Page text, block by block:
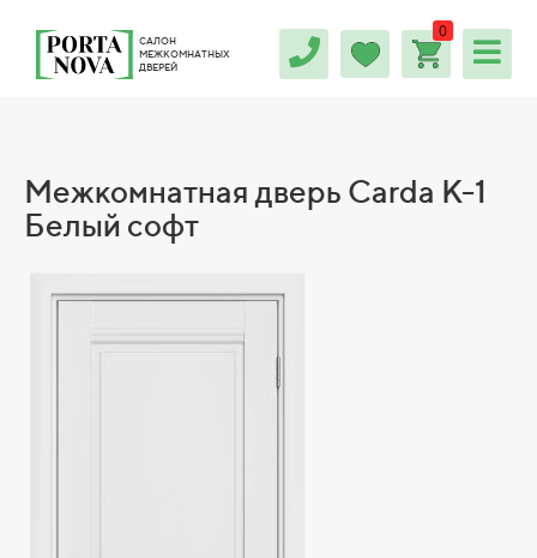
САЛОН
МЕЖКОМНАТНЫХ
ДВЕРЕЙ
0
Межкомнатная дверь Carda К-1
Белый софт